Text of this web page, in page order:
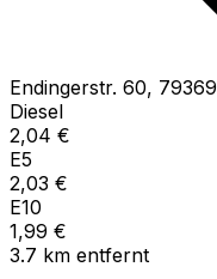
Endingerstr. 60, 79369
Diesel
2,04 €
E5
2,03 €
E10
1,99 €
3.7 km entfernt